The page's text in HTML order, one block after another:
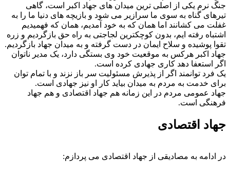
جنگ نرم یکی از اصلی ترین میدان های جهاد اکبر است، گاهی
تیرهای گناه به سوی ما سرازیر می شود و بازیچه های دنیا ما را به
غفلت می کشانند اما همان که به خود آمدیم، همان که فهمیدیم
اشتباه رفته ایم، بدون کوچکترین لجاجتی به راه حق بازگردیم و زره
تقوا پوشیده و سلاح ایمان در دست گرفته و به میدان جهاد بازگردیم.
جهاد اکبر هرکس به موقعیت خود وی بستگی دارد، یک مدیر ناتوان
اگر استعفا دهد کاری جهادی کرده است.
یک فرد توانمند اگر از پذیرش مسئولیت سر باز نزند و با تمام توان
برای خدمت به مردم به میدان بیاید کار او نیز جهادی است.
جهاد عمومی مردم در این زمانه هم جهاد اقتصادی و هم جهاد
فرهنگی است.
جهاد اقتصادی
در ادامه به مصادیقی از جهاد اقتصادی می پردازم: